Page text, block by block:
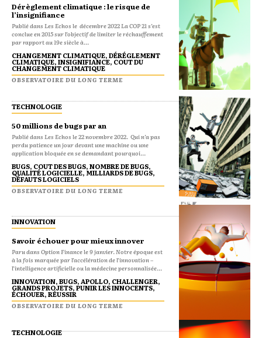
Dérèglement climatique : le risque de
l’insignifiance
Publié dans Les Echos le décembre 2022 La COP 21 s’est
conclue en 2015 sur l’objectif de limiter le réchauffement
par rapport au 19e siècle à...
CHANGEMENT CLIMATIQUE, DÉRÉGLEMENT
CLIMATIQUE, INSIGNIFIANCE, COUT DU
CHANGEMENT CLIMATIQUE
OBSERVATOIRE DU LONG TERME
TECHNOLOGIE
50 millions de bugs par an
Publié dans Les Echos le 22 novembre 2022. Qui n’a pas
perdu patience un jour devant une machine ou une
application bloquée en se demandant pourquoi...
BUGS, COUT DES BUGS, NOMBRE DE BUGS,
QUALITÉ LOGICIELLE, MILLIARDS DE BUGS,
DÉFAUTS LOGICIELS
OBSERVATOIRE DU LONG TERME
INNOVATION
Savoir échouer pour mieux innover
Paru dans Option Finance le 9 janvier. Notre époque est
à la fois marquée par l’accélération de l’innovation –
l’intelligence artificielle ou la médecine personnalisée...
INNOVATION, BUGS, APOLLO, CHALLENGER,
GRANDS PROJETS, PUNIR LES INNOCENTS,
ÉCHOUER, RÉUSSIR
OBSERVATOIRE DU LONG TERME
TECHNOLOGIE